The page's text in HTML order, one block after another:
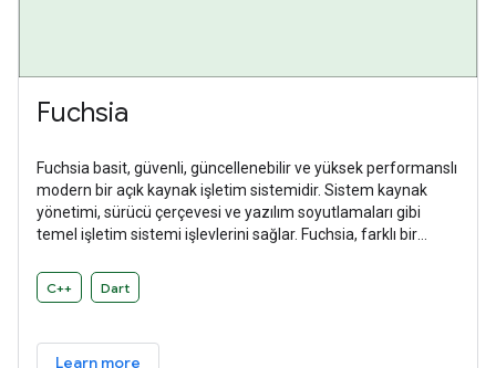
Fuchsia
Fuchsia basit, güvenli, güncellenebilir ve yüksek performanslı
modern bir açık kaynak işletim sistemidir. Sistem kaynak
yönetimi, sürücü çerçevesi ve yazılım soyutlamaları gibi
temel işletim sistemi işlevlerini sağlar. Fuchsia, farklı bir
tasarlanmış genel amaçlı bir işletim sistemidir.
C++ Dart
Learn more